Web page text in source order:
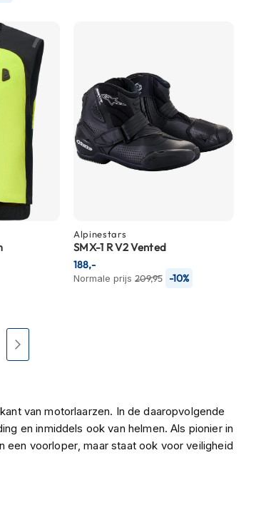
Alpinestars
SMX-1 R V2 Vented
Normale prijs 209,95 -10%
188,-
van motorlaarzen. In de daaropvolgende
en inmiddels ook van helmen. Als pionier in
een voorloper, maar staat ook voor veiligheid